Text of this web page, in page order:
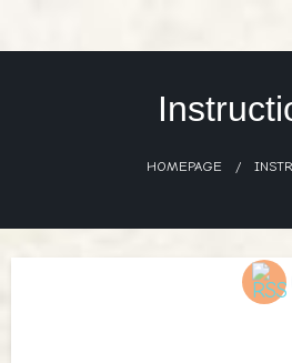
content
HOMEPAGE